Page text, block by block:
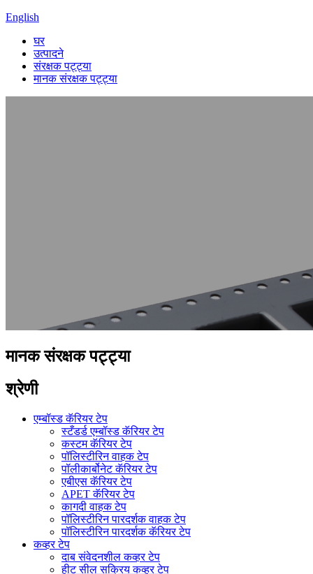
English
घर
उत्पादने
संरक्षक पट्ट्या
मानक संरक्षक पट्ट्या
मानक संरक्षक पट्ट्या
श्रेणी
एम्बॉस्ड कॅरियर टेप
स्टँडर्ड एम्बॉस्ड कॅरियर टेप
कस्टम कॅरियर टेप
पॉलिस्टीरिन वाहक टेप
पॉलीकार्बोनेट कॅरियर टेप
एबीएस कॅरियर टेप
APET कॅरियर टेप
कागदी वाहक टेप
पॉलिस्टीरिन पारदर्शक वाहक टेप
पॉलिस्टीरिन पारदर्शक कॅरियर टेप
कव्हर टेप
दाब संवेदनशील कव्हर टेप
हीट सील सक्रिय कव्हर टेप